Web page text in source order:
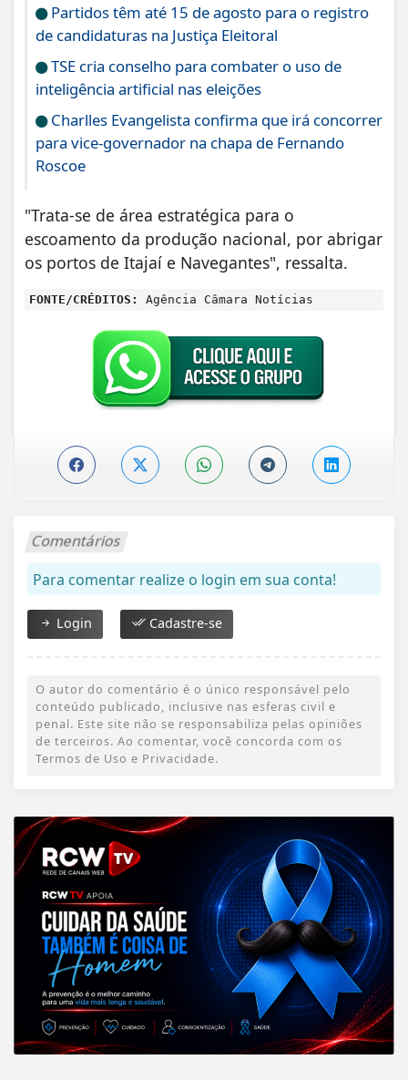
Partidos têm até 15 de agosto para o registro
de candidaturas na Justiça Eleitoral
TSE cria conselho para combater o uso de
inteligência artificial nas eleições
Charlles Evangelista confirma que irá concorrer
para vice-governador na chapa de Fernando
Roscoe
"Trata-se de área estratégica para o
escoamento da produção nacional, por abrigar
os portos de Itajaí e Navegantes", ressalta.
FONTE/CRÉDITOS: Agência Câmara Notícias
Comentários
Para comentar realize o login em sua conta!
Login Cadastre-se
O autor do comentário é o único responsável pelo
conteúdo publicado, inclusive nas esferas civil e
penal. Este site não se responsabiliza pelas opiniões
de terceiros. Ao comentar, você concorda com os
Termos de Uso e Privacidade.